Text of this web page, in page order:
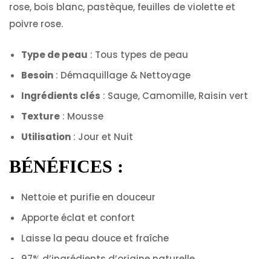
rose, bois blanc, pastèque, feuilles de violette et
poivre rose.
Type de peau : Tous types de peau
Besoin : Démaquillage & Nettoyage
Ingrédients clés : Sauge, Camomille, Raisin vert
Texture : Mousse
Utilisation : Jour et Nuit
BÉNÉFICES :
Nettoie et purifie en douceur
Apporte éclat et confort
Laisse la peau douce et fraîche